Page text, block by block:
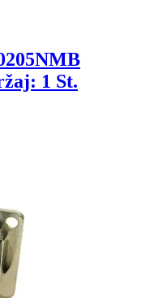
1 St.